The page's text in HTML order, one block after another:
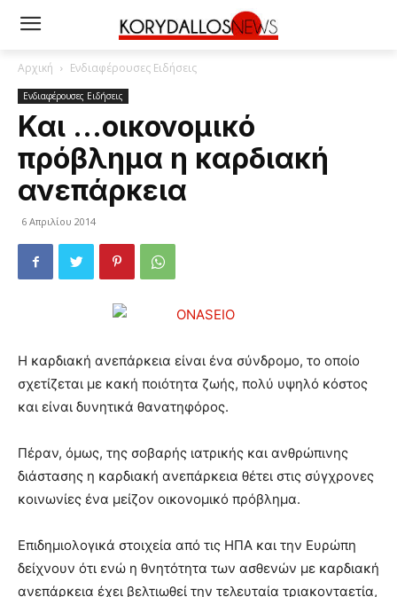
Αρχική Ενδιαφέρουσες Ειδήσεις
Ενδιαφέρουσες Ειδήσεις
Και …οικονομικό
πρόβλημα η καρδιακή
ανεπάρκεια
6 Απριλίου 2014
Η καρδιακή ανεπάρκεια είναι ένα σύνδρομο, το οποίο
σχετίζεται με κακή ποιότητα ζωής, πολύ υψηλό κόστος
και είναι δυνητικά θανατηφόρος.
Πέραν, όμως, της σοβαρής ιατρικής και ανθρώπινης
διάστασης η καρδιακή ανεπάρκεια θέτει στις σύγχρονες
κοινωνίες ένα μείζον οικονομικό πρόβλημα.
Επιδημιολογικά στοιχεία από τις ΗΠΑ και την Ευρώπη
δείχνουν ότι ενώ η θνητότητα των ασθενών με καρδιακή
ανεπάρκεια έχει βελτιωθεί την τελευταία τριακονταετία,